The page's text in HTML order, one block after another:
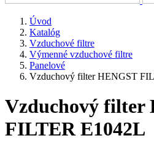
Úvod
Katalóg
Vzduchové filtre
Výmenné vzduchové filtre
Panelové
Vzduchový filter HENGST
Vzduchový filter
FILTER E1042L